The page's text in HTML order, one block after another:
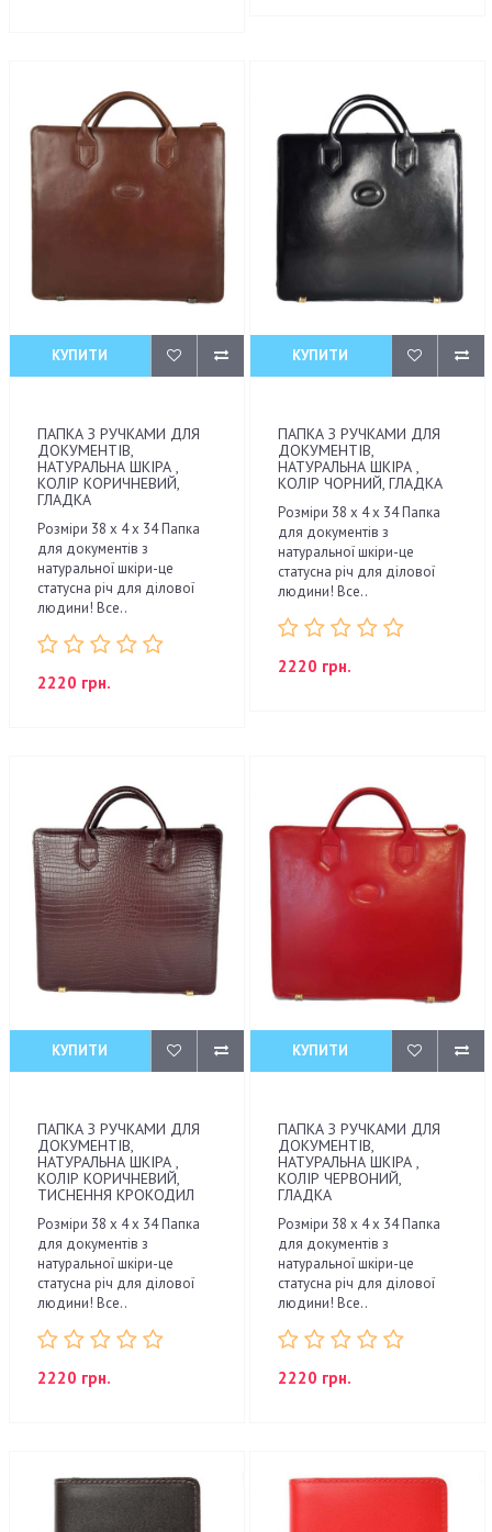
КУПИТИ
ПАПКА З РУЧКАМИ ДЛЯ
ДОКУМЕНТІВ,
НАТУРАЛЬНА ШКІРА ,
КОЛІР КОРИЧНЕВИЙ,
ГЛАДКА
Розміри 38 x 4 x 34 Папка
для документів з
натуральної шкіри-це
статусна річ для ділової
людини! Все..
2220 грн.
КУПИТИ
ПАПКА З РУЧКАМИ ДЛЯ
ДОКУМЕНТІВ,
НАТУРАЛЬНА ШКІРА ,
КОЛІР ЧОРНИЙ, ГЛАДКА
Розміри 38 x 4 x 34 Папка
для документів з
натуральної шкіри-це
статусна річ для ділової
людини! Все..
2220 грн.
КУПИТИ
ПАПКА З РУЧКАМИ ДЛЯ
ДОКУМЕНТІВ,
НАТУРАЛЬНА ШКІРА ,
КОЛІР КОРИЧНЕВИЙ,
ТИСНЕННЯ КРОКОДИЛ
Розміри 38 x 4 x 34 Папка
для документів з
натуральної шкіри-це
статусна річ для ділової
людини! Все..
2220 грн.
КУПИТИ
ПАПКА З РУЧКАМИ ДЛЯ
ДОКУМЕНТІВ,
НАТУРАЛЬНА ШКІРА ,
КОЛІР ЧЕРВОНИЙ,
ГЛАДКА
Розміри 38 x 4 x 34 Папка
для документів з
натуральної шкіри-це
статусна річ для ділової
людини! Все..
2220 грн.